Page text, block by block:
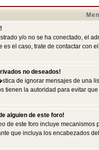
y/o no se ha conectado, el
el caso, trate de contactar con
no deseados!
de ignorar mensajes de una
tienen la autoridad para evitar
alguien de este foro!
de este foro incluye
que incluya los encabezados